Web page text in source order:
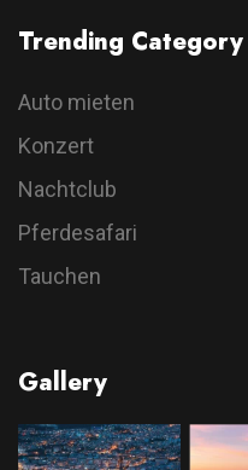
Trending Category
Auto mieten
Konzert
Nachtclub
Pferdesafari
Tauchen
Gallery